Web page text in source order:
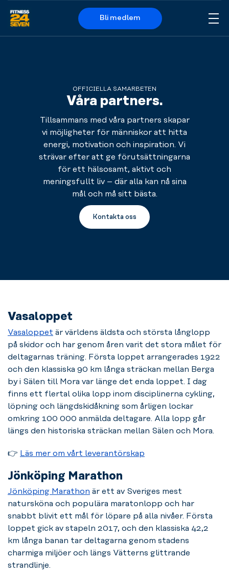
Logo
Bli medlem
OFFICIELLA SAMARBETEN
Våra partners.
Tillsammans med våra partners skapar
vi möjligheter för människor att hitta
energi, motivation och inspiration. Vi
strävar efter att ge förutsättningarna
för ett hälsosamt, aktivt och
meningsfullt liv – där alla kan nå sina
mål och må sitt bästa.
Kontakta oss
Vasaloppet
Vasaloppet är världens äldsta och största långlopp
på skidor och har genom åren varit det stora målet för
deltagarnas träning. Första loppet arrangerades 1922
och den klassiska 90 km långa sträckan mellan Berga
by i Sälen till Mora var länge det enda loppet. I dag
finns ett flertal olika lopp inom disciplinerna cykling,
löpning och längdskidåkning som årligen lockar
omkring 100 000 anmälda deltagare. Alla lopp går
längs den historiska sträckan mellan Sälen och Mora.
👉 Läs mer om vårt leverantörskap
Jönköping Marathon
Jönköping Marathon är ett av Sveriges mest
natursköna och populära maratonlopp och har
snabbt blivit ett mål för löpare på alla nivåer. Första
loppet gick av stapeln 2017, och den klassiska 42,2
km långa banan tar deltagarna genom stadens
charmiga miljöer och längs Vätterns glittrande
strandlinje.